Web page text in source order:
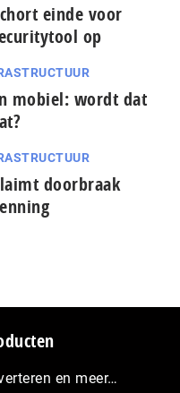
einde voor
op
mobiel: wordt dat
doorbraak
en meer…